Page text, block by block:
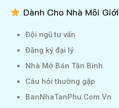
Dành Cho Nhà Môi Giới
Đội ngũ tư vấn
Đăng ký đại lý
Nhà Mở Bán Tân Bình
Câu hỏi thường gặp
BanNhaTanPhu.Com.Vn